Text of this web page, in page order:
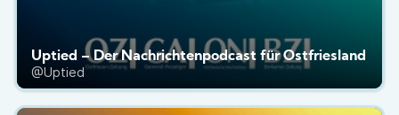
Uptied – Der Nachrichtenpodcast für Ostfriesland
@Uptied